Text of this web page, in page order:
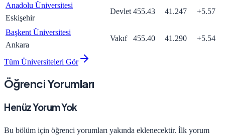
Anadolu Üniversitesi
Eskişehir
Devlet 455.43 41.247 +5.57
Başkent Üniversitesi
Ankara
Vakıf 455.40 41.290 +5.54
Tüm Üniversiteleri Gör
Öğrenci Yorumları
Henüz Yorum Yok
Bu bölüm için öğrenci yorumları yakında eklenecektir. İlk yorum